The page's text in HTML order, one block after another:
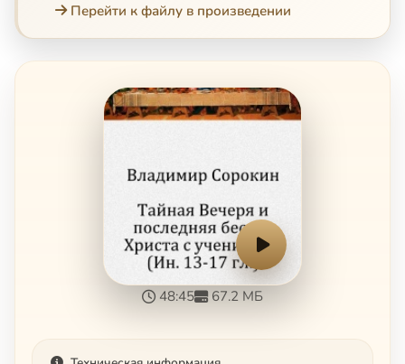
Перейти к файлу в произведении
48:45 67.2 МБ